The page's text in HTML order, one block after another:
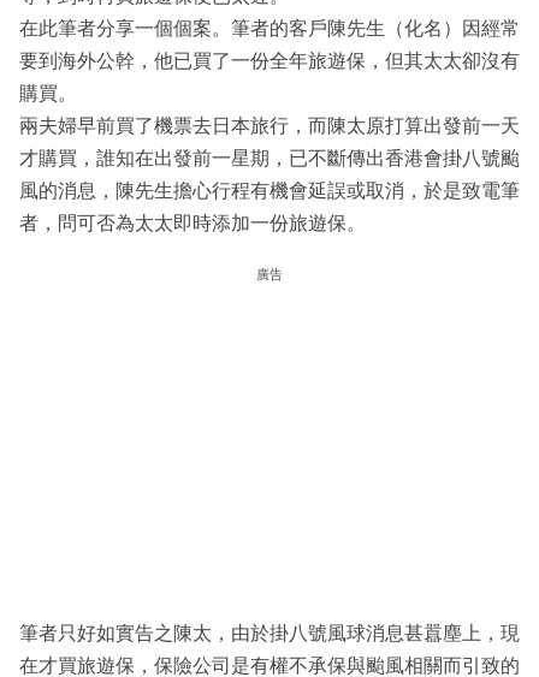
在此筆者分享一個個案。筆者的客戶陳先生（化名）因經常
要到海外公幹，他已買了一份全年旅遊保，但其太太卻沒有
購買。
兩夫婦早前買了機票去日本旅行，而陳太原打算出發前一天
才購買，誰知在出發前一星期，已不斷傳出香港會掛八號颱
風的消息，陳先生擔心行程有機會延誤或取消，於是致電筆
者，問可否為太太即時添加一份旅遊保。
廣告
筆者只好如實告之陳太，由於掛八號風球消息甚囂塵上，現
在才買旅遊保，保險公司是有權不承保與颱風相關而引致的